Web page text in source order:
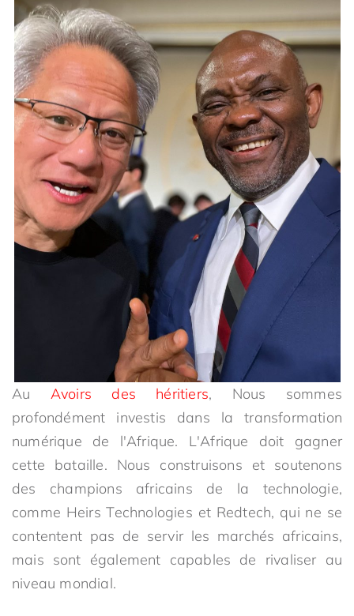
Au Avoirs des héritiers, Nous sommes
profondément investis dans la transformation
numérique de l'Afrique. L'Afrique doit gagner
cette bataille. Nous construisons et soutenons
des champions africains de la technologie,
comme Heirs Technologies et Redtech, qui ne se
contentent pas de servir les marchés africains,
mais sont également capables de rivaliser au
niveau mondial.